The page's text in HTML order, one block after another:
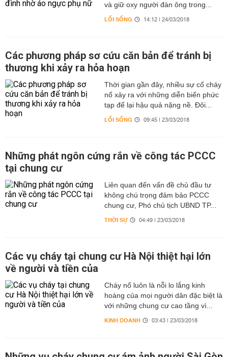
và giữ oxy người đàn ông trong...
LỐI SỐNG 14:12 | 24/03/2018
Các phương pháp sơ cứu căn bản để tránh bị
thương khi xảy ra hỏa hoạn
Thời gian gần đây, nhiều sự cố cháy
nổ xảy ra với những diễn biến phức
tạp để lại hậu quả nặng nề. Đôi...
LỐI SỐNG 09:45 | 23/03/2018
Những phát ngôn cứng rắn về công tác PCCC
tại chung cư
Liên quan đến vấn đề chủ đầu tư
không chú trọng đảm bảo PCCC
chung cư, Phó chủ tịch UBND TP...
THỜI SỰ 04:49 | 23/03/2018
Các vụ cháy tại chung cư Hà Nội thiệt hại lớn
về người và tiền của
Cháy nổ luôn là nỗi lo lắng kinh
hoàng của mọi người dân đặc biệt là
với những chung cư cao tầng vì...
KINH DOANH 03:43 | 23/03/2018